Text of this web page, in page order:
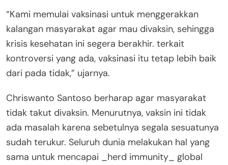
“Kami memulai vaksinasi untuk menggerakkan
kalangan masyarakat agar mau divaksin, sehingga
krisis kesehatan ini segera berakhir. terkait
kontroversi yang ada, vaksinasi itu tetap lebih baik
dari pada tidak,” ujarnya.
Chriswanto Santoso berharap agar masyarakat
tidak takut divaksin. Menurutnya, vaksin ini tidak
ada masalah karena sebetulnya segala sesuatunya
sudah terukur. Seluruh dunia melakukan hal yang
sama untuk mencapai _herd immunity_ global